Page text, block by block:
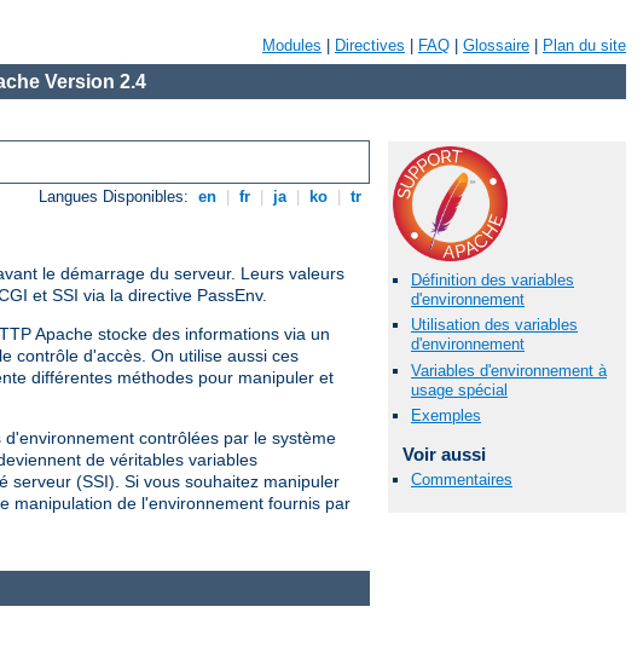
Modules Directives FAQ Glossaire Plan du site
Version 2.4
Langues Disponibles: en fr ja ko tr
le démarrage du serveur. Leurs valeurs
et SSI via la directive PassEnv.
Apache stocke des informations via un
contrôle d'accès. On utilise aussi ces
différentes méthodes pour manipuler et
contrôlées par le système
de véritables variables
serveur (SSI). Si vous souhaitez manipuler
manipulation de l'environnement fournis par
Définition des variables
d'environnement
Utilisation des variables
d'environnement
Variables d'environnement à
usage spécial
Exemples
Voir aussi
Commentaires